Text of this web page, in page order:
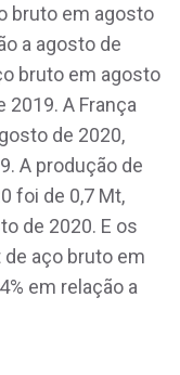
bruto em agosto
a agosto de
bruto em agosto
2019. A França
de 2020,
A produção de
foi de 0,7 Mt,
de 2020. E os
aço bruto em
em relação a